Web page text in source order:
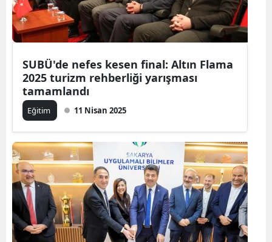
SUBÜ'de nefes kesen final: Altın Flama
2025 turizm rehberliği yarışması
tamamlandı
Eğitim 11 Nisan 2025